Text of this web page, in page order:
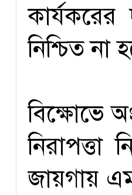
কার্যকরের
নিশ্চিত
বিক্ষোভে
নিরাপত্তা
জায়গায়